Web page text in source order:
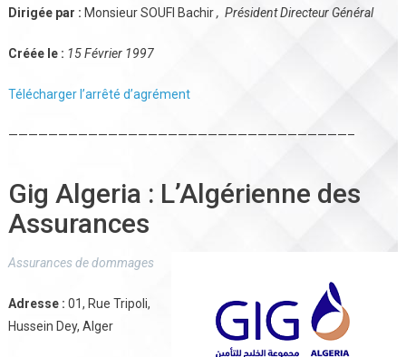
Dirigée par : Monsieur SOUFI Bachir, Président Directeur Général
Créée le : 15 Février 1997
Télécharger l’arrêté d’agrément
——————————————————————————————————–
Gig Algeria : L’Algérienne des
Assurances
Assurances de dommages
Adresse : 01, Rue Tripoli,
Hussein Dey, Alger